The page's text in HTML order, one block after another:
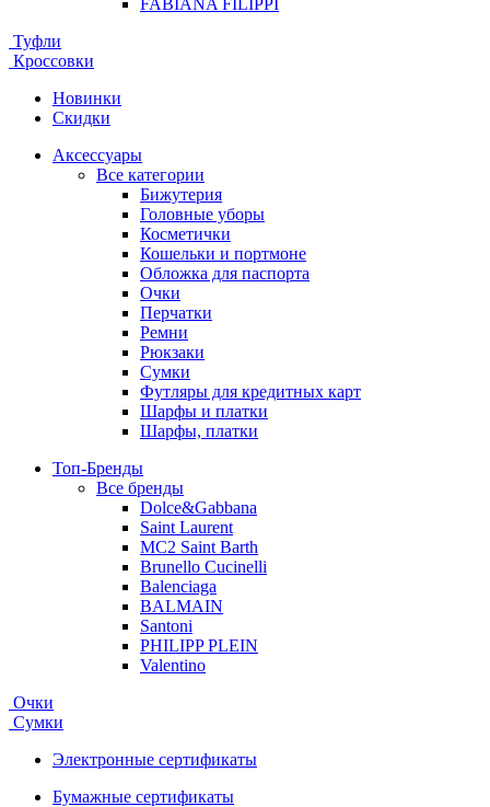
FABIANA FILIPPI
Туфли
Кроссовки
Новинки
Скидки
Аксессуары
Все категории
Бижутерия
Головные уборы
Косметички
Кошельки и портмоне
Обложка для паспорта
Очки
Перчатки
Ремни
Рюкзаки
Сумки
Футляры для кредитных карт
Шарфы и платки
Шарфы, платки
Топ-Бренды
Все бренды
Dolce&Gabbana
Saint Laurent
MC2 Saint Barth
Brunello Cucinelli
Balenciaga
BALMAIN
Santoni
PHILIPP PLEIN
Valentino
Очки
Сумки
Электронные сертификаты
Бумажные сертификаты